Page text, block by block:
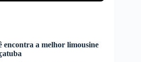
encontra a melhor limousine